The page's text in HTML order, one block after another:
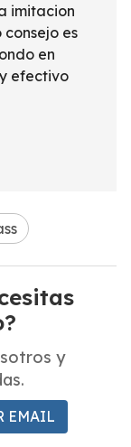
imitacion
es
en
efectivo
y
EMAIL